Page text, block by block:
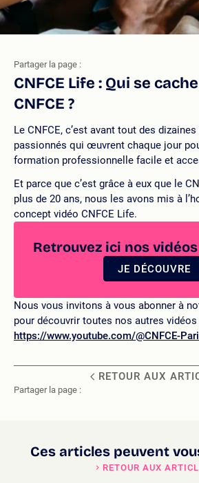
CNFCE Life : Qui se
CNFCE ?
Le CNFCE, c’est avant tout des
passionnés qui œuvrent chaque jour
formation professionnelle facile et
Et parce que c’est grâce à eux que le
plus de 20 ans, nous les avons mis à
concept vidéo CNFCE Life.
Retrouvez ici nos vidéos
JE DÉCOUVRE
Nous vous invitons à vous abonner à
pour découvrir toutes nos autres vidéos
https://www.youtube.com/@CNFCE-
Partager la page :
RETOUR AUX
Partager la page :
Ces articles peuvent
RETOUR AUX